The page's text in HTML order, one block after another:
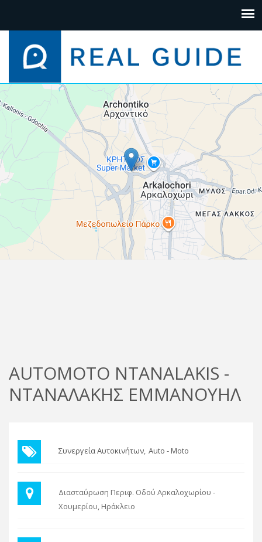
−
Leaflet | Map data © Google
AUTOMOTO NTANALAKIS -
ΝΤΑΝΑΛΑΚΗΣ ΕΜΜΑΝΟΥΗΛ
Συνεργεία Αυτοκινήτων Auto - Moto
Διασταύρωση Περιφ. Οδού Αρκαλοχωρίου -
Χουμερίου, Ηράκλειο